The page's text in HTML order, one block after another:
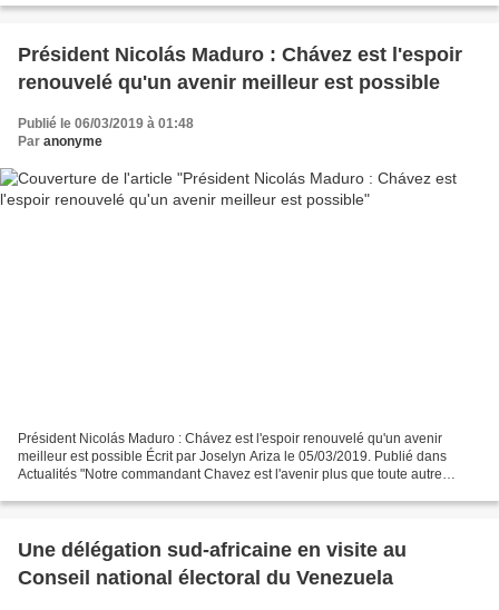
Président Nicolás Maduro : Chávez est l'espoir
renouvelé qu'un avenir meilleur est possible
Publié le 06/03/2019 à 01:48
Par anonyme
Président Nicolás Maduro : Chávez est l'espoir renouvelé qu'un avenir
meilleur est possible Écrit par Joselyn Ariza le 05/03/2019. Publié dans
Actualités "Notre commandant Chavez est l'avenir plus que toute autre
Une délégation sud-africaine en visite au
Conseil national électoral du Venezuela